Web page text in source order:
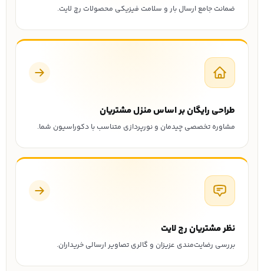
ضمانت جامع ارسال بار و سلامت فیزیکی محصولات رچ لایت.
طراحی رایگان بر اساس منزل مشتریان
مشاوره تخصصی چیدمان و نورپردازی متناسب با دکوراسیون شما.
نظر مشتریان رچ لایت
بررسی رضایت‌مندی عزیزان و گالری تصاویر ارسالی خریداران.